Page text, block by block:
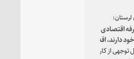
لرستان:
اقتصادی ندارد، آنها باید نسبت به
اقدام کنند
از کارخانجات تعطیل یا نیمه تعطیل